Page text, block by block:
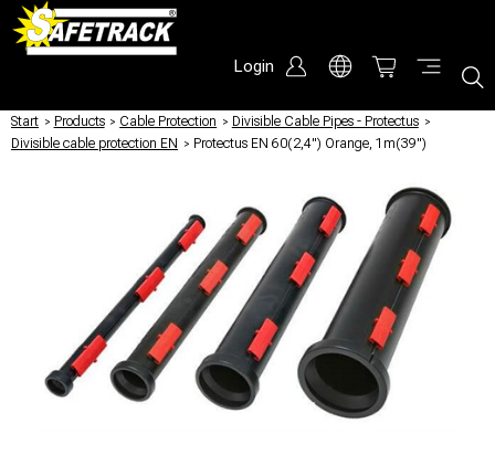
Login
Start / Products / Cable Protection / Divisible Cable Pipes - Protectus /
Divisible cable protection EN / Protectus EN 60(2,4") Orange, 1m(39")